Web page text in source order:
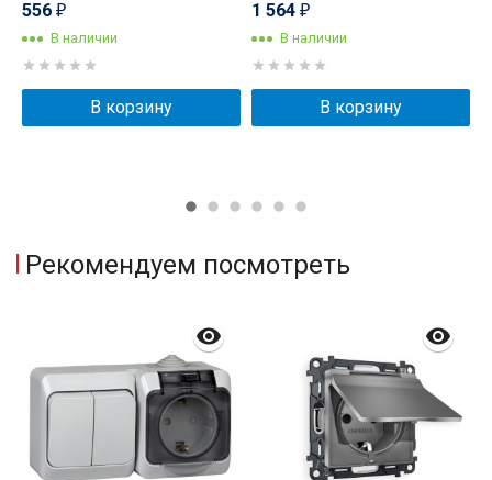
556 ₽
В наличии
В корзину
1 564 ₽
В наличии
В корзину
Рекомендуем посмотреть